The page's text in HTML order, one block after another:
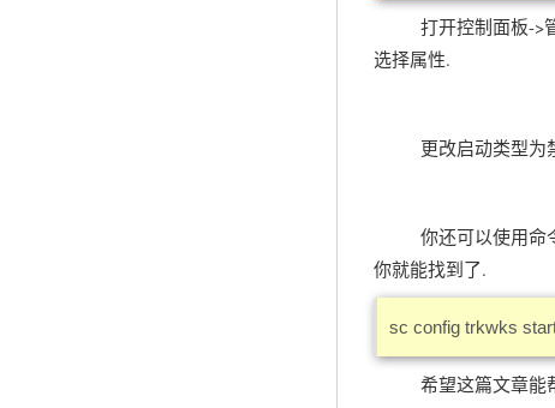
打开控制面板->管
选择属性.
更改启动类型为禁
你还可以使用命令
你就能找到了.
sc config trkwks
希望这篇文章能